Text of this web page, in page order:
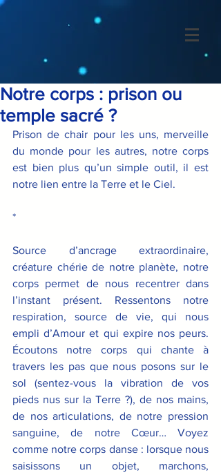
Notre corps : prison ou
temple sacré ?
Prison de chair pour les uns, merveille
du monde pour les autres, notre corps
est bien plus qu’un simple outil, il est
notre lien entre la Terre et le Ciel.
*
Source d’ancrage extraordinaire,
créature chérie de notre planète, notre
corps permet de nous recentrer dans
l’instant présent. Ressentons notre
respiration, source de vie, qui nous
empli d’Amour et qui expire nos peurs.
Écoutons notre corps qui chante à
travers les pas que nous posons sur le
sol (sentez-vous la vibration de vos
pieds nus sur la Terre ?), de nos mains,
de nos articulations, de notre pression
sanguine, de notre Cœur… Voyez
comme notre corps danse : lorsque nous
saisissons un objet, marchons,